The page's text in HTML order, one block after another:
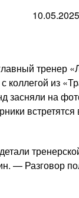
10.05.2025
тренер
коллегой из
засняли на
— Разговор